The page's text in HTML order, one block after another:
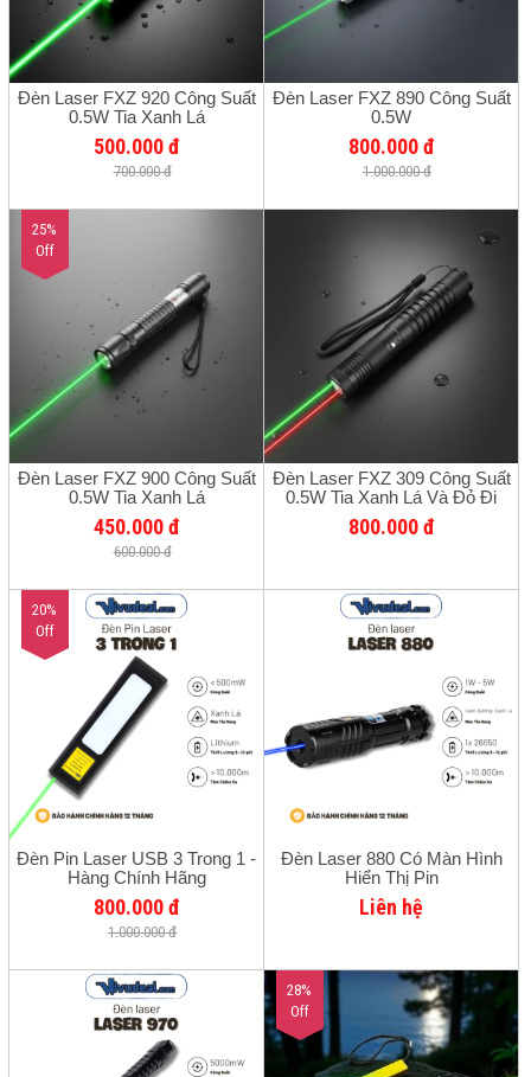
Đèn Laser FXZ 920 Công Suất
0.5W Tia Xanh Lá
500.000 đ
700.000 đ
Đèn Laser FXZ 890 Công Suất
0.5W
800.000 đ
1.000.000 đ
25%
Off
Đèn Laser FXZ 900 Công Suất
0.5W Tia Xanh Lá
450.000 đ
600.000 đ
Đèn Laser FXZ 309 Công Suất
0.5W Tia Xanh Lá Và Đỏ Đi
Chung - Bảo Hành Chính Hãng
12 Tháng
800.000 đ
20%
Off
Đèn Pin Laser USB 3 Trong 1 -
Hàng Chính Hãng
800.000 đ
1.000.000 đ
Đèn Laser 880 Có Màn Hình
Hiển Thị Pin
Liên hệ
28%
Off